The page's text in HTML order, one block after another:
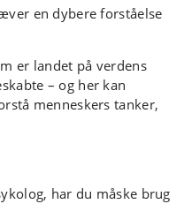
en dybere forståelse
er landet på verdens
– og her kan
menneskers tanker,
har du måske brug